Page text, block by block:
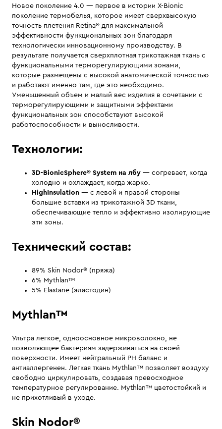
Новое поколение 4.0 — первое в истории X-Bionic
поколение термобелья, которое имеет сверхвысокую
точность плетения Retina® для максимальной
эффективности функциональных зон благодаря
технологически инновационному производству. В
результате получается сверхплотная трикотажная ткань c
функциональными терморегулирующими зонами,
которые размещены с высокой анатомической точностью
и работают именно там, где это необходимо.
Уменьшенный объем и малый вес изделия в сочетании с
терморегулирующими и защитными эффектами
функциональных зон способствуют высокой
работоспособности и выносливости.
Технологии:
3D-BionicSphere® System на лбу — согревает, когда
холодно и охлаждает, когда жарко.
HighInsulation — с левой и правой стороны
большие вставки из трикотажной 3D ткани,
обеспечивающие тепло и эффективно изолирующие
эти зоны.
Технический состав:
89% Skin Nodor® (пряжа)
6% Mythlan™
5% Elastane (эластодин)
Mythlan™
Ультра легкое, одноосновное микроволокно, не
позволяющее бактериям задерживаться на своей
поверхности. Имеет нейтральный PH баланс и
антиаллергенен. Легкая ткань Mythlan™ позволяет воздуху
свободно циркулировать, создавая превосходное
температурное регулирование. Mythlan™ цветостойкий и
не прихотливый в уходе.
Skin Nodor®